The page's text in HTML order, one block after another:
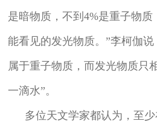
是暗物质，不到4%是重子物
能看见的发光物质。”李柯伽
属于重子物质，而发光物质只
一滴水”。
多位天文学家都认为，至